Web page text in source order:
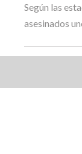
Según las
asesinados